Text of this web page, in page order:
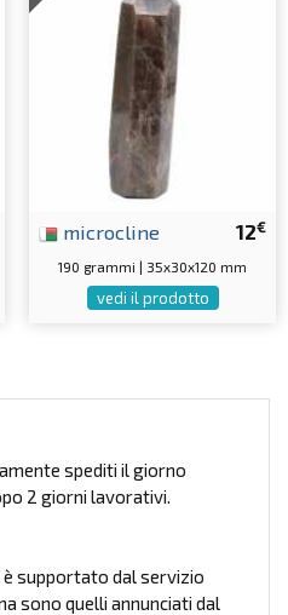
12€
microcline
190 grammi | 35x30x120 mm
vedi il prodotto
spediti il giorno
2 giorni lavorativi.
supportato dal servizio
sono quelli annunciati dal